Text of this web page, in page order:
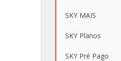
SKY MAIS
SKY Planos
SKY Pré Pago